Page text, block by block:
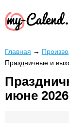
Главная →
Праздничные и
июне